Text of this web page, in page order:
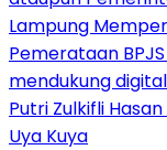
Lampung
Pemerataan
mendukung
Putri Zulkifli
Uya Kuya